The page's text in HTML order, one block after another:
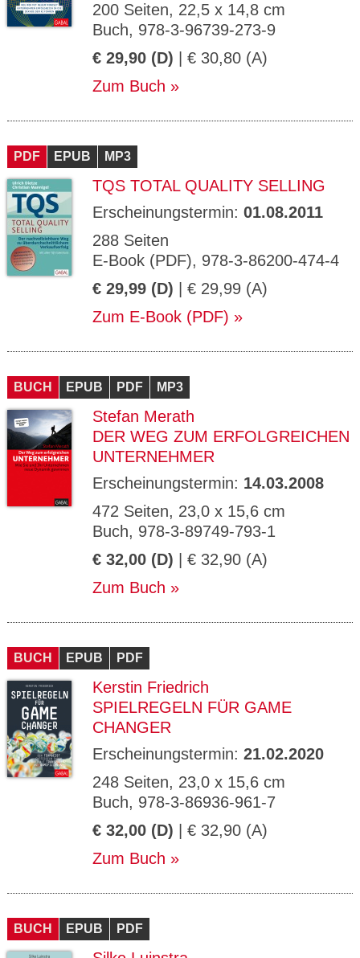
200 Seiten, 22,5 x 14,8 cm
Buch, 978-3-96739-273-9
€ 29,90 (D) | € 30,80 (A)
Zum Buch
PDF EPUB MP3
TQS TOTAL QUALITY SELLING
Erscheinungstermin: 01.08.2011
288 Seiten
E-Book (PDF), 978-3-86200-474-4
€ 29,99 (D) | € 29,99 (A)
Zum E-Book (PDF)
BUCH EPUB PDF MP3
Stefan Merath
DER WEG ZUM ERFOLGREICHEN
UNTERNEHMER
Erscheinungstermin: 14.03.2008
472 Seiten, 23,0 x 15,6 cm
Buch, 978-3-89749-793-1
€ 32,00 (D) | € 32,90 (A)
Zum Buch
BUCH EPUB PDF
Kerstin Friedrich
SPIELREGELN FÜR GAME
CHANGER
Erscheinungstermin: 21.02.2020
248 Seiten, 23,0 x 15,6 cm
Buch, 978-3-86936-961-7
€ 32,00 (D) | € 32,90 (A)
Zum Buch
BUCH EPUB PDF